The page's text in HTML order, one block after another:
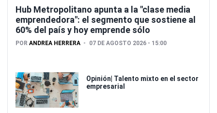
Hub Metropolitano apunta a la "clase media
emprendedora": el segmento que sostiene al
60% del país y hoy emprende sólo
POR ANDREA HERRERA 07 DE AGOSTO 2026 - 15:00
Opinión| Talento mixto en el sector
empresarial